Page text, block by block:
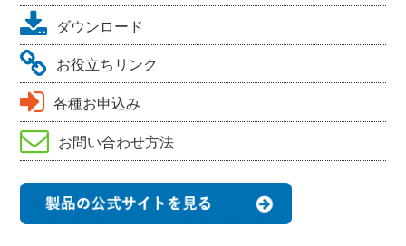
ダウンロード
お役立ちリンク
各種お申込み
お問い合わせ方法